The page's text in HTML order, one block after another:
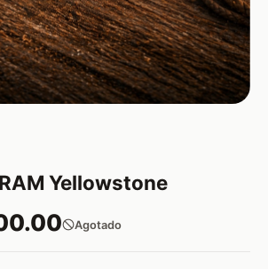
Yellowstone
Agotado